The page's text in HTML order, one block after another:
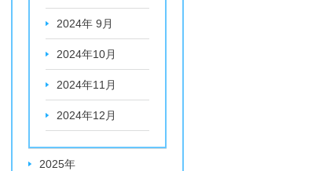
2024年 9月
2024年10月
2024年11月
2024年12月
2025年